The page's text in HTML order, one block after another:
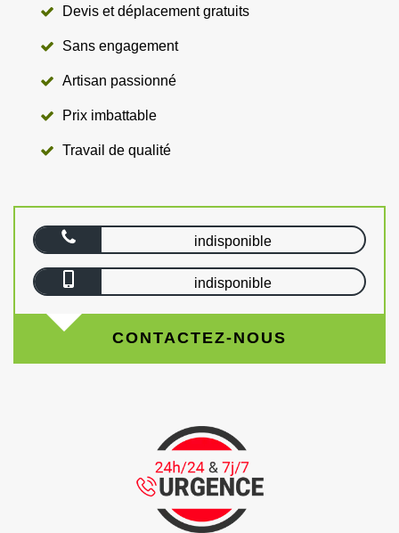
Devis et déplacement gratuits
Sans engagement
Artisan passionné
Prix imbattable
Travail de qualité
indisponible
indisponible
CONTACTEZ-NOUS